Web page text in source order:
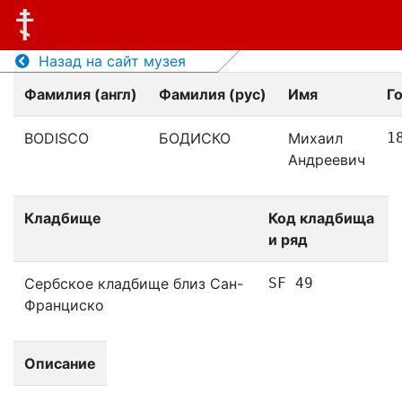
Назад на сайт музея
Фамилия (англ)
Фамилия (рус) Имя
BODISCO БОДИСКО
Михаил
Андреевич
Кладбище
Код кладбища
и ряд
Сербское кладбище близ Сан-
Франциско
SF 49
Описание